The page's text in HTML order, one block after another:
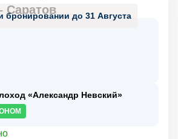
бронировании до 31 Августа
Саратов
«Александр Невский»